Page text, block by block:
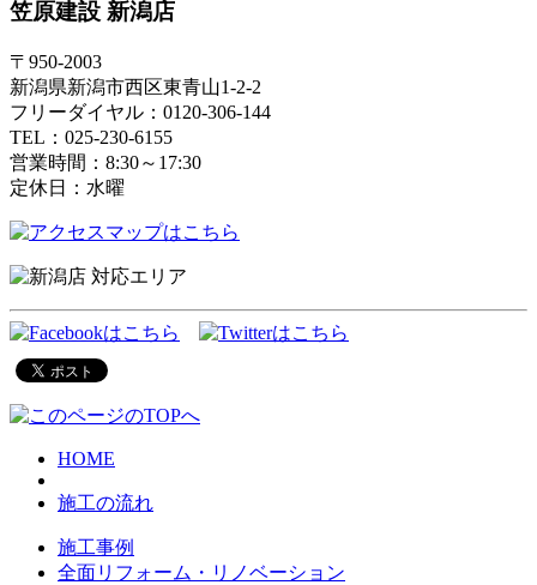
笠原建設 新潟店
〒950-2003
新潟県新潟市西区東青山1-2-2
フリーダイヤル：0120-306-144
TEL：025-230-6155
営業時間：8:30～17:30
定休日：水曜
HOME
施工の流れ
施工事例
全面リフォーム・リノベーション